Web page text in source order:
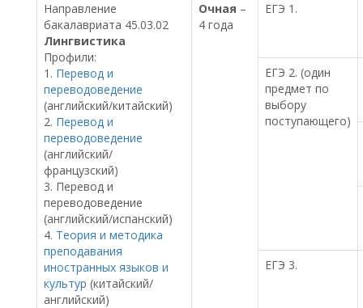
Направление
бакалавриата 45.03.02
Лингвистика
Профили:
1. Перевод и
переводоведение
(английский/китайский)
2. Перевод и
переводоведение
(английский/
французский)
3. Перевод и
переводоведение
(английский/испанский)
4. Теория и методика
преподавания
иностранных языков и
культур (китайский/
английский)
Очная –
4 года
ЕГЭ 1.
ЕГЭ 2. (один
предмет по
выбору
поступающего)
ЕГЭ 3.